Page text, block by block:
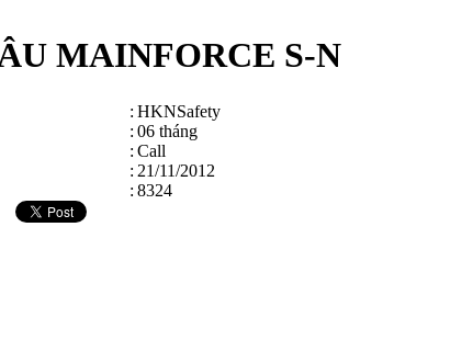
MAINFORCE S-N
: HKNSafety
: 06 tháng
: Call
: 21/11/2012
: 8324